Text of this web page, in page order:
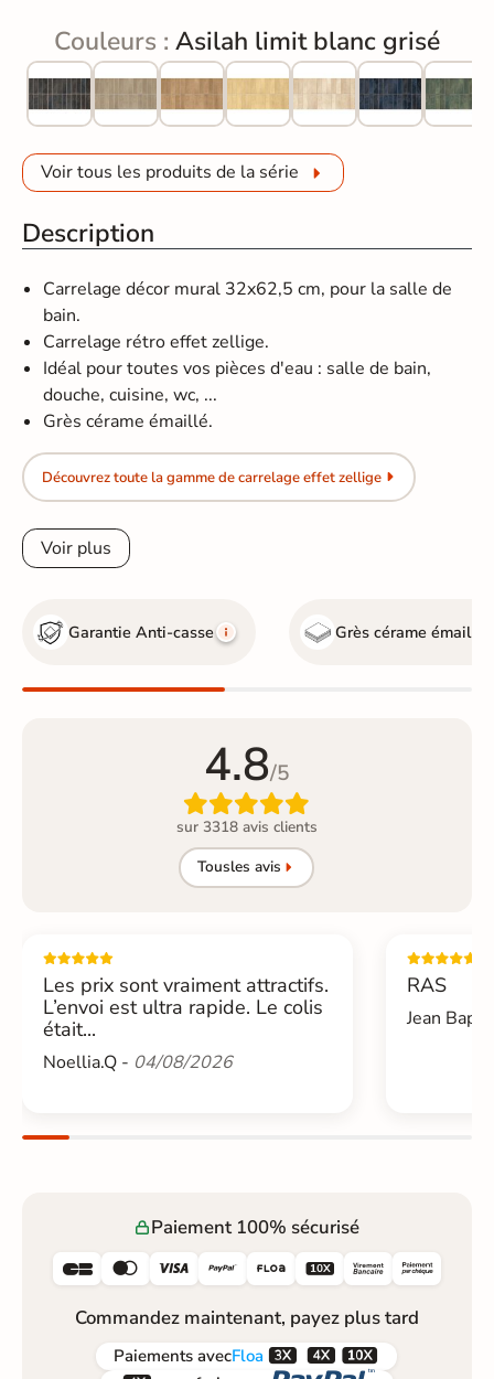
Couleurs : Asilah limit blanc grisé
Voir tous les produits de la série
Description
Carrelage décor mural 32x62,5 cm, pour la salle de
bain.
Carrelage rétro effet zellige.
Idéal pour toutes vos pièces d'eau : salle de bain,
douche, cuisine, wc, ...
Grès cérame émaillé.
Découvrez toute la gamme de carrelage effet zellige
Voir plus
Garantie Anti-casse Grès cérame émaillé
4.8/5

sur 3318 avis clients
Tousles avis
Les prix sont vraiment attractifs.
L’envoi est ultra rapide. Le colis
était...
Noellia.Q - 04/08/2026
RAS
Jean
Paiement 100% sécurisé
     
Commandez maintenant, payez plus tard
Paiements avecFloa  